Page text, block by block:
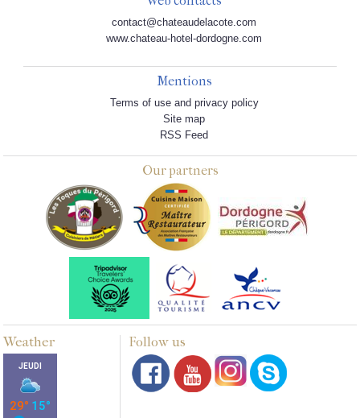
contact@chateaudelacote.com
www.chateau-hotel-dordogne.com
Mentions
Terms of use and privacy policy
Site map
RSS Feed
Our partners
Weather Follow us